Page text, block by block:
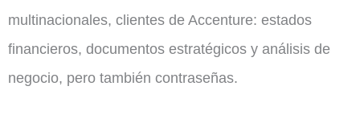
multinacionales, clientes de Accenture: estados
financieros, documentos estratégicos y análisis de
negocio, pero también contraseñas.